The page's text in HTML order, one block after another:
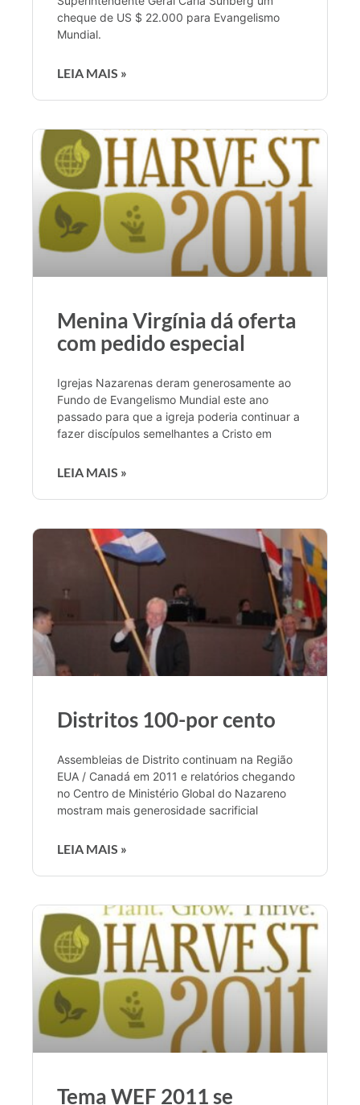
cheque de US $ 22.000 para Evangelismo
Mundial.
LEIA MAIS »
Menina Virgínia dá oferta
com pedido especial
Igrejas Nazarenas deram generosamente ao
Fundo de Evangelismo Mundial este ano
passado para que a igreja poderia continuar a
fazer discípulos semelhantes a Cristo em
LEIA MAIS »
Distritos 100-por cento
Assembleias de Distrito continuam na Região
EUA / Canadá em 2011 e relatórios chegando
no Centro de Ministério Global do Nazareno
mostram mais generosidade sacrificial
LEIA MAIS »
Tema WEF 2011 se